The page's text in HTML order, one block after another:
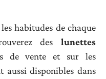
habitudes de chaque
des lunettes
de vente et sur les
aussi disponibles dans